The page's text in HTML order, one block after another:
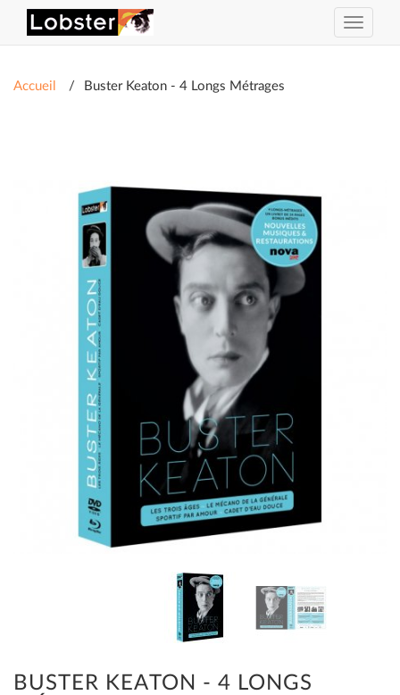
Activer
ou
Accueil Buster Keaton - 4 Longs Métrages
BUSTER KEATON - 4 LONGS